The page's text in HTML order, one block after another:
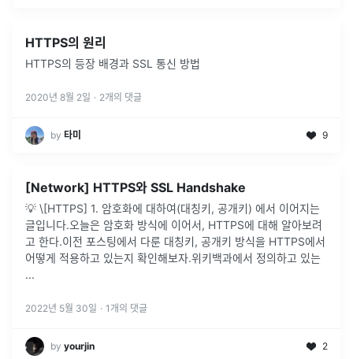
HTTPS의 원리
HTTPS의 등장 배경과 SSL 통신 방법
2020년 8월 2일 · 2개의 댓글
by 타미 9
[Network] HTTPS와 SSL Handshake
💡 \[HTTPS] 1. 암호화에 대하여(대칭키, 공개키) 에서 이어지는
글입니다.오늘은 암호화 방식에 이어서, HTTPS에 대해 알아보려
고 한다.이전 포스팅에서 다룬 대칭키, 공개키 방식을 HTTPS에서
어떻게 적용하고 있는지 확인해보자.위키백과에서 정의하고 있는
...
2022년 5월 30일 · 1 개의 댓글
by yourjin 2